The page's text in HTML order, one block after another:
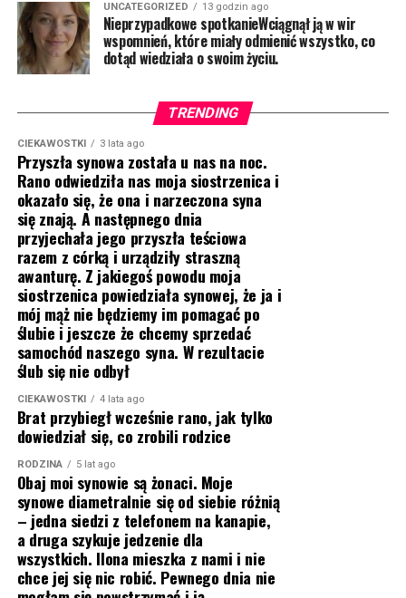
UNCATEGORIZED 13 godzin ago
Nieprzypadkowe spotkanieWciągnął ją w wir
wspomnień, które miały odmienić wszystko, co
dotąd wiedziała o swoim życiu.
TRENDING
CIEKAWOSTKI 3 lata ago
Przyszła synowa została u nas na noc.
Rano odwiedziła nas moja siostrzenica i
okazało się, że ona i narzeczona syna
się znają. A następnego dnia
przyjechała jego przyszła teściowa
razem z córką i urządziły straszną
awanturę. Z jakiegoś powodu moja
siostrzenica powiedziała synowej, że ja i
mój mąż nie będziemy im pomagać po
ślubie i jeszcze że chcemy sprzedać
samochód naszego syna. W rezultacie
ślub się nie odbył
CIEKAWOSTKI 4 lata ago
Brat przybiegł wcześnie rano, jak tylko
dowiedział się, co zrobili rodzice
RODZINA 5 lat ago
Obaj moi synowie są żonaci. Moje
synowe diametralnie się od siebie różnią
– jedna siedzi z telefonem na kanapie,
a druga szykuje jedzenie dla
wszystkich. Ilona mieszka z nami i nie
chce jej się nic robić. Pewnego dnia nie